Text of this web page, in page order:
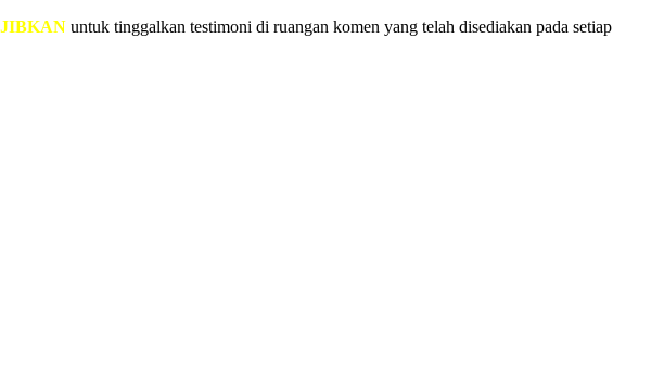
untuk tinggalkan testimoni di ruangan komen yang telah disediakan pada setiap